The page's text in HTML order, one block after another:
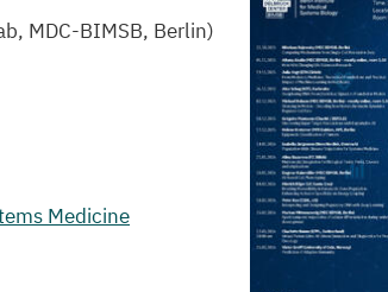
MDC-BIMSB, Berlin)
Medicine